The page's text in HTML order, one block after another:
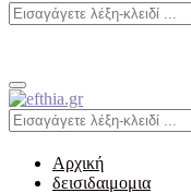
Search
Primary
Menu
Search
for:
Αρχική
δεισιδαιμομια